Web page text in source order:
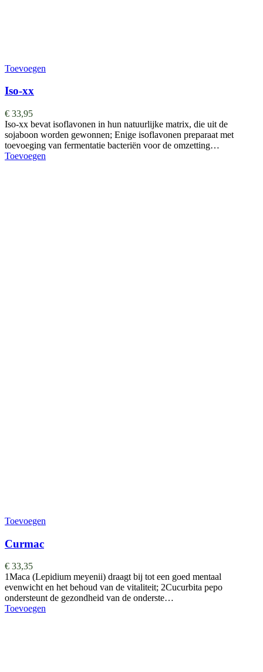
Toevoegen
Iso-xx
€ 33,95
Iso-xx bevat isoflavonen in hun natuurlijke matrix, die uit de
sojaboon worden gewonnen; Enige isoflavonen preparaat met
toevoeging van fermentatie bacteriën voor de omzetting…
Toevoegen
Toevoegen
Curmac
€ 33,35
1Maca (Lepidium meyenii) draagt bij tot een goed mentaal
evenwicht en het behoud van de vitaliteit; 2Cucurbita pepo
ondersteunt de gezondheid van de onderste…
Toevoegen